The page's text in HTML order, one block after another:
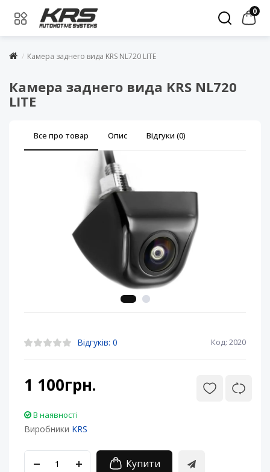
0
Камера заднего вида KRS NL720 LITE
Камера заднего вида KRS NL720
LITE
Все про товар Опис Відгуки (0)
Відгуків: 0 Код: 2020
1 100грн.
В наявності
Виробники KRS
Купити